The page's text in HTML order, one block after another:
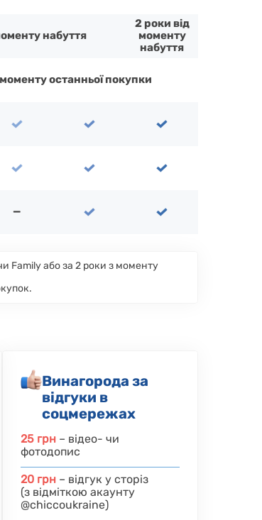
набуття
2 роки від
моменту
набуття
моменту останньої покупки
—
Family або за 2 роки з моменту
Винагорода за
відгуки в
соцмережах
25 грн – відео- чи
фотодопис
20 грн – відгук у сторіз
(з відміткою акаунту
@chiccoukraine)